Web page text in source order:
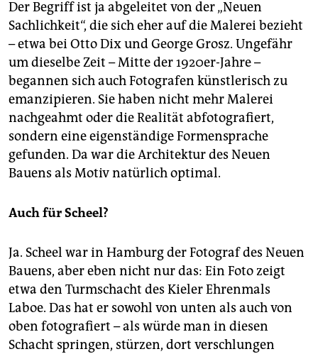
Der Begriff ist ja abgeleitet von der „Neuen
Sachlichkeit“, die sich eher auf die Malerei bezieht
– etwa bei Otto Dix und George Grosz. Ungefähr
um dieselbe Zeit – Mitte der 1920er-Jahre –
begannen sich auch Fotografen künstlerisch zu
emanzipieren. Sie haben nicht mehr Malerei
nachgeahmt oder die Realität abfotografiert,
sondern eine eigenständige Formensprache
gefunden. Da war die Architektur des Neuen
Bauens als Motiv natürlich optimal.
Auch für Scheel?
Ja. Scheel war in Hamburg der Fotograf des Neuen
Bauens, aber eben nicht nur das: Ein Foto zeigt
etwa den Turmschacht des Kieler Ehrenmals
Laboe. Das hat er sowohl von unten als auch von
oben fotografiert – als würde man in diesen
Schacht springen, stürzen, dort verschlungen